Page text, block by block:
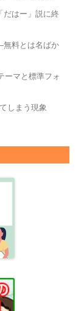
だはー」説に終
無料とは名ばか
ーマと標準フォ
しまう現象